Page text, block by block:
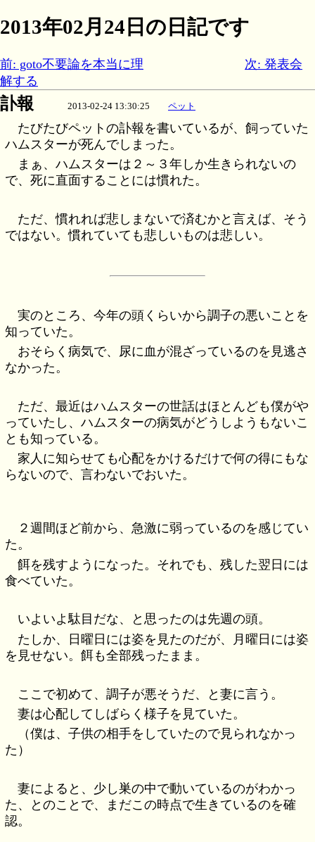
2013年02月24日の日記です
前: goto不要論を本当に理
解する
次: 発表会
訃報 2013-02-24 13:30:25 ペット
たびたびペットの訃報を書いているが、飼っていた
ハムスターが死んでしまった。
まぁ、ハムスターは２～３年しか生きられないの
で、死に直面することには慣れた。
ただ、慣れれば悲しまないで済むかと言えば、そう
ではない。慣れていても悲しいものは悲しい。
実のところ、今年の頭くらいから調子の悪いことを
知っていた。
おそらく病気で、尿に血が混ざっているのを見逃さ
なかった。
ただ、最近はハムスターの世話はほとんども僕がや
っていたし、ハムスターの病気がどうしようもないこ
とも知っている。
家人に知らせても心配をかけるだけで何の得にもな
らないので、言わないでおいた。
２週間ほど前から、急激に弱っているのを感じてい
た。
餌を残すようになった。それでも、残した翌日には
食べていた。
いよいよ駄目だな、と思ったのは先週の頭。
たしか、日曜日には姿を見たのだが、月曜日には姿
を見せない。餌も全部残ったまま。
ここで初めて、調子が悪そうだ、と妻に言う。
妻は心配してしばらく様子を見ていた。
（僕は、子供の相手をしていたので見られなかっ
た）
妻によると、少し巣の中で動いているのがわかっ
た、とのことで、まだこの時点で生きているのを確
認。